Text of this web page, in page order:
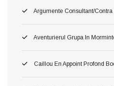
Argumente Consultant/
Aventurierul Grupa In
Caillou En Appoint Profond